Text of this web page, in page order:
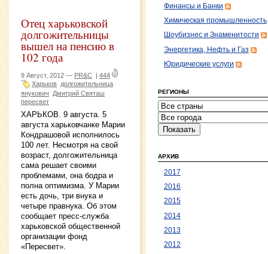
Отец харьковской
долгожительницы
вышел на пенсию в
102 года
9 Август, 2012 — PR&C | 444
Харьков долгожительница
янукович
Дмитрий Святаш
пересвет
ХАРЬКОВ. 9 августа. 5
августа харьковчанке Марии
Кондрашовой исполнилось
100 лет. Несмотря на свой
возраст, долгожительница
сама решает своими
проблемами, она бодра и
полна оптимизма. У Марии
есть дочь, три внука и
четыре правнука. Об этом
сообщает пресс-служба
харьковской общественной
организации фонд
«Пересвет».
Финансы и Банки
Химическая промышленность
Шоубизнес и Знаменитости
Энергетика, Нефть и Газ
Юридические услуги
РЕГИОНЫ
АРХИВ
2017
2016
2015
2014
2013
2012